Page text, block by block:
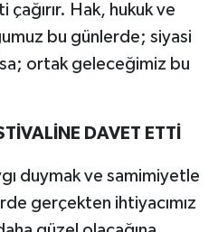
çağırır. Hak, hukuk ve
bu günlerde; siyasi
ortak geleceğimiz bu
DAVET ETTİ
duymak ve samimiyetle
gerçekten ihtiyacımız